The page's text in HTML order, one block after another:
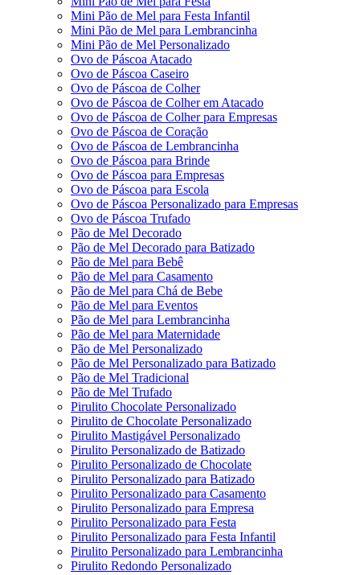
Mini Pão de Mel para Festa Infantil
Mini Pão de Mel para Lembrancinha
Mini Pão de Mel Personalizado
Ovo de Páscoa Atacado
Ovo de Páscoa Caseiro
Ovo de Páscoa de Colher
Ovo de Páscoa de Colher em Atacado
Ovo de Páscoa de Colher para Empresas
Ovo de Páscoa de Coração
Ovo de Páscoa de Lembrancinha
Ovo de Páscoa para Brinde
Ovo de Páscoa para Empresas
Ovo de Páscoa para Escola
Ovo de Páscoa Personalizado para Empresas
Ovo de Páscoa Trufado
Pão de Mel Decorado
Pão de Mel Decorado para Batizado
Pão de Mel para Bebê
Pão de Mel para Casamento
Pão de Mel para Chá de Bebe
Pão de Mel para Eventos
Pão de Mel para Lembrancinha
Pão de Mel para Maternidade
Pão de Mel Personalizado
Pão de Mel Personalizado para Batizado
Pão de Mel Tradicional
Pão de Mel Trufado
Pirulito Chocolate Personalizado
Pirulito de Chocolate Personalizado
Pirulito Mastigável Personalizado
Pirulito Personalizado de Batizado
Pirulito Personalizado de Chocolate
Pirulito Personalizado para Batizado
Pirulito Personalizado para Casamento
Pirulito Personalizado para Empresa
Pirulito Personalizado para Festa
Pirulito Personalizado para Festa Infantil
Pirulito Personalizado para Lembrancinha
Pirulito Redondo Personalizado